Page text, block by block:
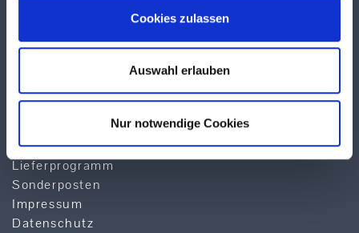
Cookies zulassen
Auswahl erlauben
Nur notwendige Cookies
Über TEKUMA
Anwendungstechnik
Logistik
Qualität & Service
Produktsuche
Lieferprogramm
Sonderposten
Impressum
Datenschutz